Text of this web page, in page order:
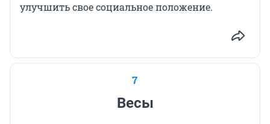
улучшить свое социальное положение.
7
Весы